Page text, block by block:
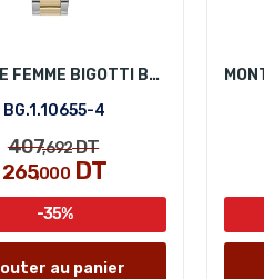
MONTRE FEMME BIGOTTI BG.1.10655-4
BG.1.10655-4
407,692DT
265,000DT
-35%
au panier